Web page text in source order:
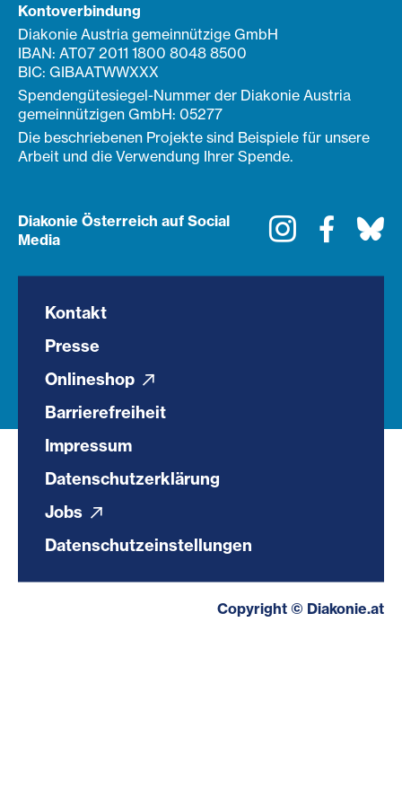
Kontoverbindung
Diakonie Austria gemeinnützige GmbH
IBAN: AT07 2011 1800 8048 8500
BIC: GIBAATWWXXX
Spendengütesiegel-Nummer der Diakonie Austria
gemeinnützigen GmbH: 05277
Die beschriebenen Projekte sind Beispiele für unsere
Arbeit und die Verwendung Ihrer Spende.
Diakonie Österreich auf Social
Media
Instagram
Kontakt
Presse
Onlineshop
Barrierefreiheit
Impressum
Datenschutzerklärung
Jobs
Datenschutzeinstellungen
Copyright © Diakonie.at